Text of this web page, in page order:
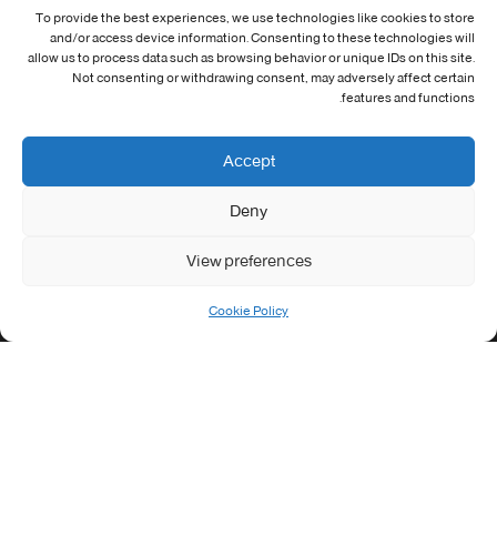
To provide the best experiences, we use technologies like cookies to store
and/or access device information. Consenting to these technologies will
allow us to process data such as browsing behavior or unique IDs on this site.
Not consenting or withdrawing consent, may adversely affect certain
features and functions.
Accept
Deny
View preferences
Cookie Policy
معلومات الاتصال
Address:
جامعة العربي التبسي طريق قسنطينة - تبسة
contact@univ-tebessa.dz